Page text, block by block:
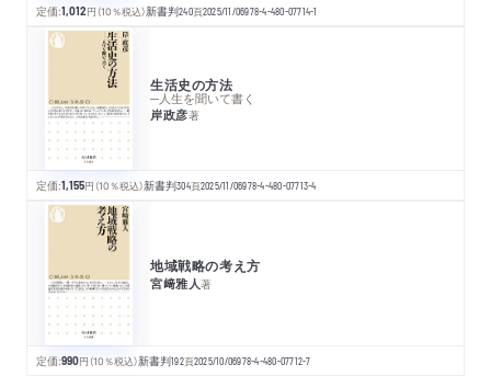
定価:1,012円 （10％税込）新書判240頁2025/11/06978-4-480-07714-1
生活史の方法
─人生を聞いて書く
岸政彦著
定価:1,155円 （10％税込）新書判304頁2025/11/06978-4-480-07713-4
地域戦略の考え方
宮﨑雅人著
定価:990円 （10％税込）新書判192頁2025/10/06978-4-480-07712-7